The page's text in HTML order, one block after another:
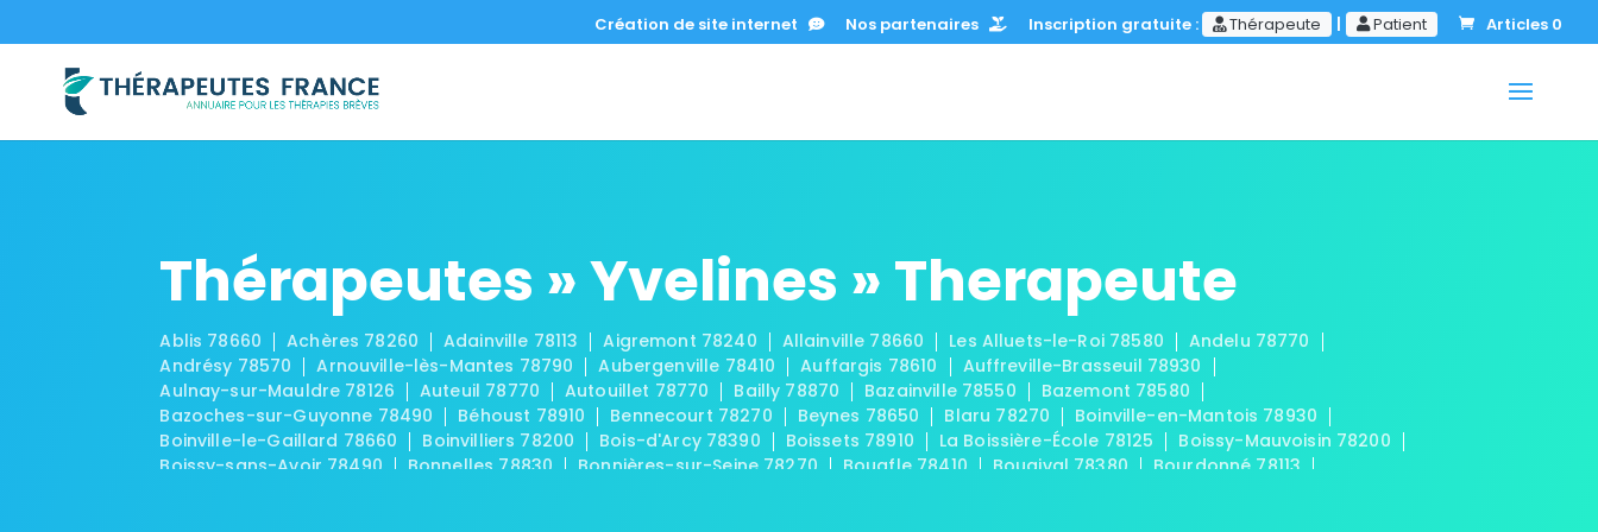
Création de site internet Nos partenaires Inscription gratuite : Thérapeute | Patient Articles 0
Thérapeutes » Yvelines » Therapeute
Ablis 78660 Achères 78260 Adainville 78113 Aigremont 78240 Allainville 78660 Les Alluets-le-Roi 78580
Andelu 78770
Andrésy 78570
Arnouville-lès-Mantes 78790 Aubergenville 78410 Auffargis 78610
Auffreville-Brasseuil 78930
Aulnay-sur-Mauldre 78126
Auteuil 78770 Autouillet 78770 Bailly 78870 Bazainville 78550
Bazemont 78580
Bazoches-sur-Guyonne 78490
Béhoust 78910 Bennecourt 78270 Beynes 78650 Blaru 78270
Boinville-en-Mantois 78930
Boinville-le-Gaillard 78660
Boinvilliers 78200 Bois-d'Arcy 78390 Boissets 78910 La Boissière-École 78125
Boissy-Mauvoisin 78200
Boissy-sans-Avoir 78490
Bonnelles 78830 Bonnières-sur-Seine 78270 Bouafle 78410 Bougival 78380
Bourdonné 78113